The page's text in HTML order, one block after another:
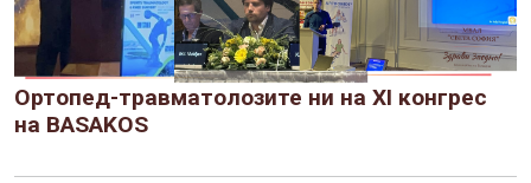
Ортопед-травматолозите ни на XI конгрес
на BASAKOS